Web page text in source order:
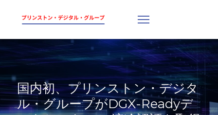
国内初、プリンストン・デジタ
ル・グループがDGX-Readyデ